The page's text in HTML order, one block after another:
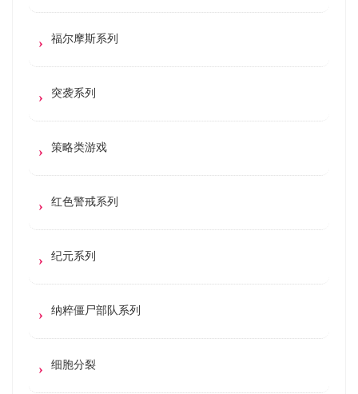
福尔摩斯系列
突袭系列
策略类游戏
红色警戒系列
纪元系列
纳粹僵尸部队系列
细胞分裂